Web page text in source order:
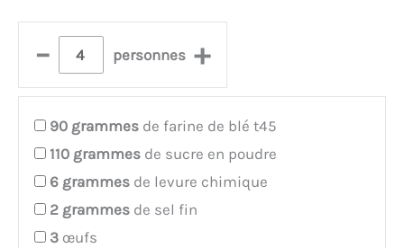
– personnes +
90 grammes de farine de blé t45
110 grammes de sucre en poudre
6 grammes de levure chimique
2 grammes de sel fin
3 œufs